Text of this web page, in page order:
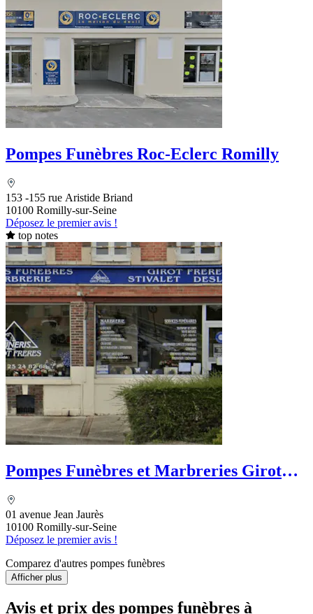
Pompes Funèbres Roc-Eclerc Romilly
153 -155 rue Aristide Briand
10100 Romilly-sur-Seine
Déposez le premier avis !
top notes
Pompes Funèbres et Marbreries Girot
01 avenue Jean Jaurès
10100 Romilly-sur-Seine
Déposez le premier avis !
Comparez d'autres pompes funèbres
Afficher plus
Avis et prix des pompes funèbres à